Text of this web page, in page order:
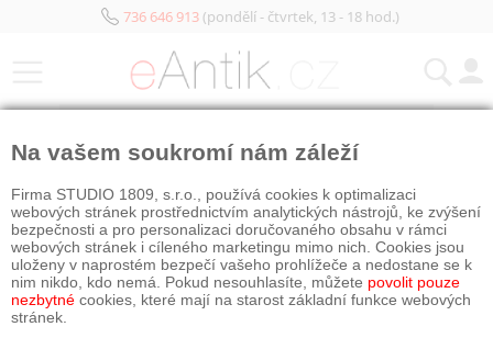
736 646 913(pondělí - čtvrtek, 13 - 18 hod.)
Na vašem soukromí nám záleží
Firma STUDIO 1809, s.r.o., používá cookies k optimalizaci
webových stránek prostřednictvím analytických nástrojů, ke zvýšení
bezpečnosti a pro personalizaci doručovaného obsahu v rámci
webových stránek i cíleného marketingu mimo nich. Cookies jsou
uloženy v naprostém bezpečí vašeho prohlížeče a nedostane se k
nim nikdo, kdo nemá. Pokud nesouhlasíte, můžete povolit pouze
nezbytné cookies, které mají na starost základní funkce webových
stránek.